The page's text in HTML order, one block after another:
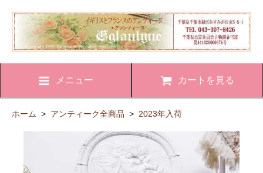
メニュー カートを見る
ホーム > アンティーク全商品 > 2023年入荷